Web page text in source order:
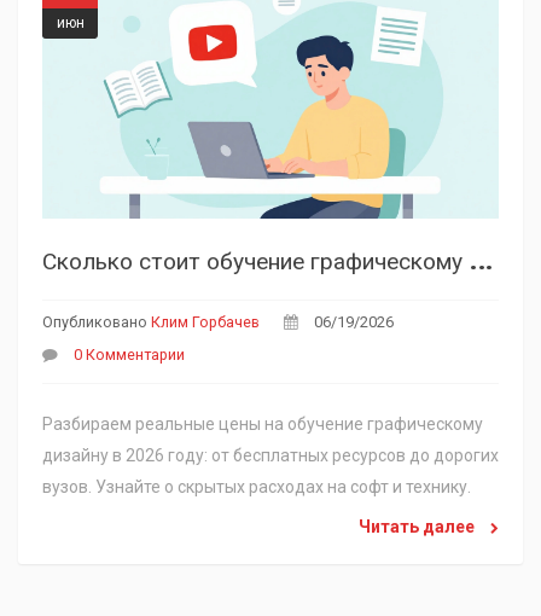
июн
С
колько стоит обучение графическому дизайну в 2026 году: цены, курсы и скрытые расходы
Опубликовано Клим Горбачев
06/19/2026
0 Комментарии
Разбираем реальные цены на обучение графическому
дизайну в 2026 году: от бесплатных ресурсов до дорогих
вузов. Узнайте о скрытых расходах на софт и технику.
Читать далее